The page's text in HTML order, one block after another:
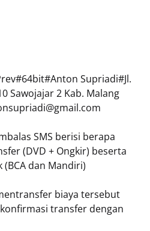
Supriadi#Jl.
Sawojajar 2 Kab. Malang
SMS berisi berapa
(DVD + Ongkir) beserta
dan Mandiri)
biaya tersebut
transfer dengan